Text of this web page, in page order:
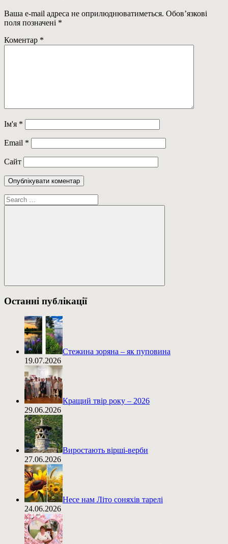
Ваша e-mail адреса не оприлюднюватиметься. Обов’язкові
поля позначені *
Коментар *
Ім'я *
Email *
Сайт
Пошук:
Пошук
Останні публікації
Стежина зоряна – як пуповина
19.07.2026
Кращий твір року – 2026
29.06.2026
Виростають вірші-верби
27.06.2026
Несе нам Літо соняхів тарелі
24.06.2026